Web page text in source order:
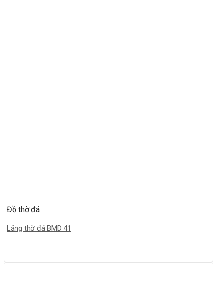
Đồ thờ đá
Lăng thờ đá BMD 41